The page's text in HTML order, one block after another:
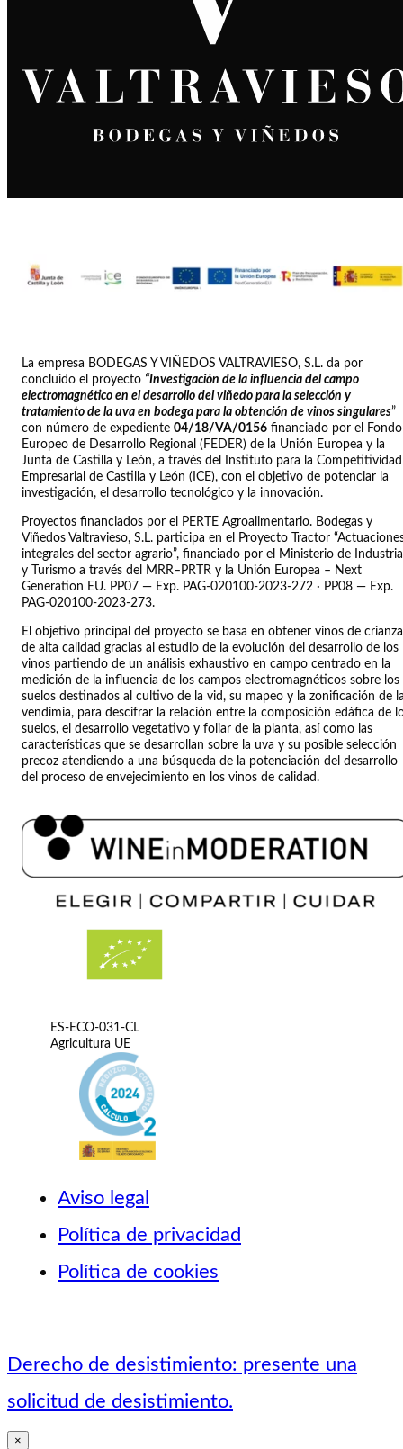
La empresa BODEGAS Y VIÑEDOS VALTRAVIESO, S.L. da por
concluido el proyecto “Investigación de la influencia del campo
electromagnético en el desarrollo del viñedo para la selección y
tratamiento de la uva en bodega para la obtención de vinos singulares”
con número de expediente 04/18/VA/0156 financiado por el Fondo
Europeo de Desarrollo Regional (FEDER) de la Unión Europea y la
Junta de Castilla y León, a través del Instituto para la Competitividad
Empresarial de Castilla y León (ICE), con el objetivo de potenciar la
investigación, el desarrollo tecnológico y la innovación.
Proyectos financiados por el PERTE Agroalimentario. Bodegas y
Viñedos Valtravieso, S.L. participa en el Proyecto Tractor
integrales del sector agrario”, financiado por el Ministerio de Industria
y Turismo a través del MRR–PRTR y la Unión Europea – Next
Generation EU. PP07 — Exp. PAG-020100-2023-272 · PP08 — Exp.
PAG-020100-2023-273.
El objetivo principal del proyecto se basa en obtener vinos de crianza
de alta calidad gracias al estudio de la evolución del desarrollo de los
vinos partiendo de un análisis exhaustivo en campo centrado en la
medición de la influencia de los campos electromagnéticos sobre los
suelos destinados al cultivo de la vid, su mapeo y la zonificación de
vendimia, para descifrar la relación entre la composición edáfica de
suelos, el desarrollo vegetativo y foliar de la planta, así como las
características que se desarrollan sobre la uva y su posible selección
precoz atendiendo a una búsqueda de la potenciación del desarrollo
del proceso de envejecimiento en los vinos de calidad.
ES-ECO-031-CL
Agricultura UE
Aviso legal
Política de privacidad
Política de cookies
Derecho de desistimiento: presente una
solicitud de desistimiento.
×